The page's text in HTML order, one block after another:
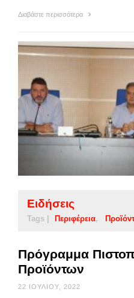
Διαβάστε περισσότερα
Ειδήσεις
Tags | Περιφέρεια
Πρόγραμμα
Προϊόντων
22 ΙΟΥΛΊΟΥ, 2022